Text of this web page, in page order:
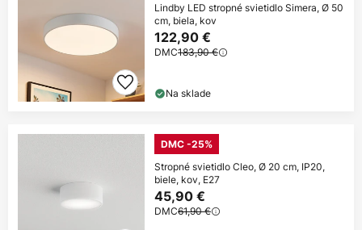
Lindby LED stropné svietidlo Simera, Ø 50
cm, biela, kov
122,90 €
DMC183,90 €
Na sklade
DMC -25%
Stropné svietidlo Cleo, Ø 20 cm, IP20,
biele, kov, E27
45,90 €
DMC61,90 €